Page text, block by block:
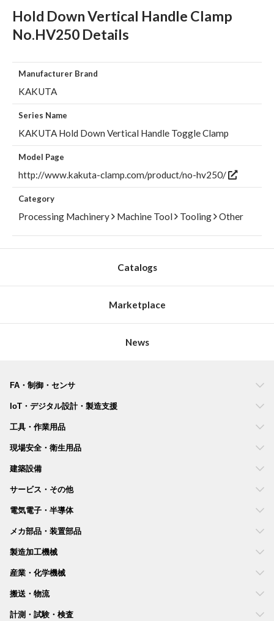
Hold Down Vertical Handle Clamp
No.HV250 Details
Manufacturer Brand
KAKUTA
Series Name
KAKUTA Hold Down Vertical Handle Toggle Clamp
Model Page
http://www.kakuta-clamp.com/product/no-hv250/
Category
Processing Machinery Machine Tool Tooling Other
Catalogs
Marketplace
News
FA・制御・センサ
IoT・デジタル設計・製造支援
工具・作業用品
現場安全・衛生用品
建築設備
サービス・その他
電気電子・半導体
メカ部品・装置部品
製造加工機械
産業・化学機械
搬送・物流
計測・試験・検査